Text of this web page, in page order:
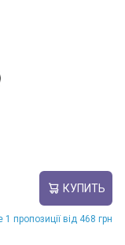
КУПИТЬ
1 пропозиції від 468 грн